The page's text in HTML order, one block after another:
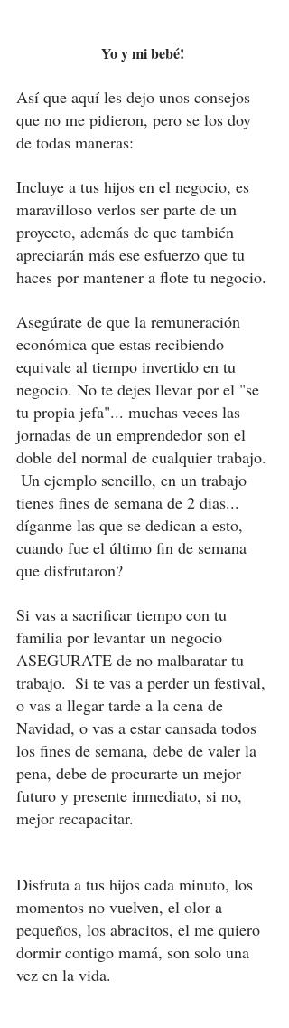
Yo y mi bebé!
Así que aquí les dejo unos consejos
que no me pidieron, pero se los doy
de todas maneras:
Incluye a tus hijos en el negocio, es
maravilloso verlos ser parte de un
proyecto, además de que también
apreciarán más ese esfuerzo que tu
haces por mantener a flote tu negocio.
Asegúrate de que la remuneración
económica que estas recibiendo
equivale al tiempo invertido en tu
negocio. No te dejes llevar por el "se
tu propia jefa"... muchas veces las
jornadas de un emprendedor son el
doble del normal de cualquier trabajo.
Un ejemplo sencillo, en un trabajo
tienes fines de semana de 2 dias...
díganme las que se dedican a esto,
cuando fue el último fin de semana
que disfrutaron?
Si vas a sacrificar tiempo con tu
familia por levantar un negocio
ASEGURATE de no malbaratar tu
trabajo.  Si te vas a perder un festival,
o vas a llegar tarde a la cena de
Navidad, o vas a estar cansada todos
los fines de semana, debe de valer la
pena, debe de procurarte un mejor
futuro y presente inmediato, si no,
mejor recapacitar.
Disfruta a tus hijos cada minuto, los
momentos no vuelven, el olor a
pequeños, los abracitos, el me quiero
dormir contigo mamá, son solo una
vez en la vida.